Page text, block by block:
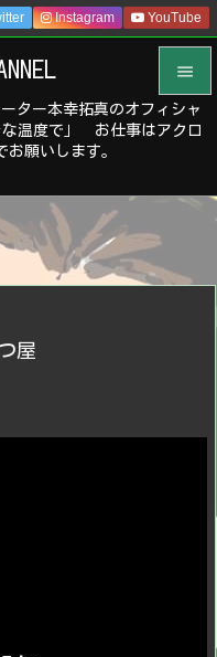
ター本幸拓真のオフィシャ
温度で」 お仕事はアクロ
お願いします。


メニュ
サイド

Instagram YouTube
屋